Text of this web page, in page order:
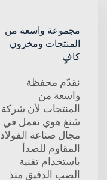
مجموعة واسعة من
المنتجات ومخزون
كافٍ
نقدّم محفظة
واسعة من
المنتجات لأن شركة
شنغ هوي تعمل في
مجال صناعة الفولاذ
المقاوم للصدأ
باستخدام تقنية
الصب الدقيق منذ